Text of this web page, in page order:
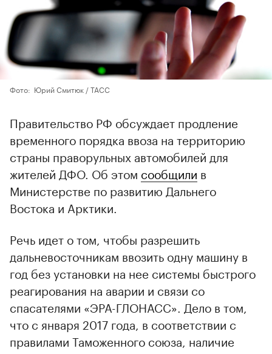
Фото: Юрий Смитюк / ТАСС
Правительство РФ обсуждает продление
временного порядка ввоза на территорию
страны праворульных автомобилей для
жителей ДФО. Об этом сообщили в
Министерстве по развитию Дальнего
Востока и Арктики.
Речь идет о том, чтобы разрешить
дальневосточникам ввозить одну машину в
год без установки на нее системы быстрого
реагирования на аварии и связи со
спасателями «ЭРА-ГЛОНАСС». Дело в том,
что с января 2017 года, в соответствии с
правилами Таможенного союза, наличие